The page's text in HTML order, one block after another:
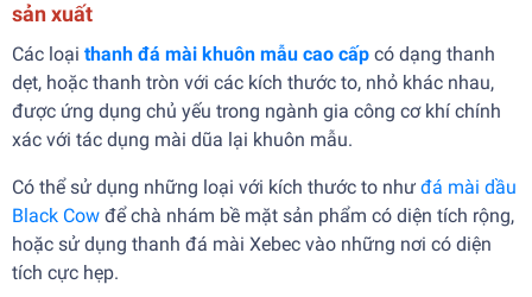
sản xuất
Các loại thanh đá mài khuôn mẫu cao cấp có dạng thanh
dẹt, hoặc thanh tròn với các kích thước to, nhỏ khác nhau,
được ứng dụng chủ yếu trong ngành gia công cơ khí chính
xác với tác dụng mài dũa lại khuôn mẫu.
Có thể sử dụng những loại với kích thước to như đá mài dầu
Black Cow để chà nhám bề mặt sản phẩm có diện tích rộng,
hoặc sử dụng thanh đá mài Xebec vào những nơi có diện
tích cực hẹp.